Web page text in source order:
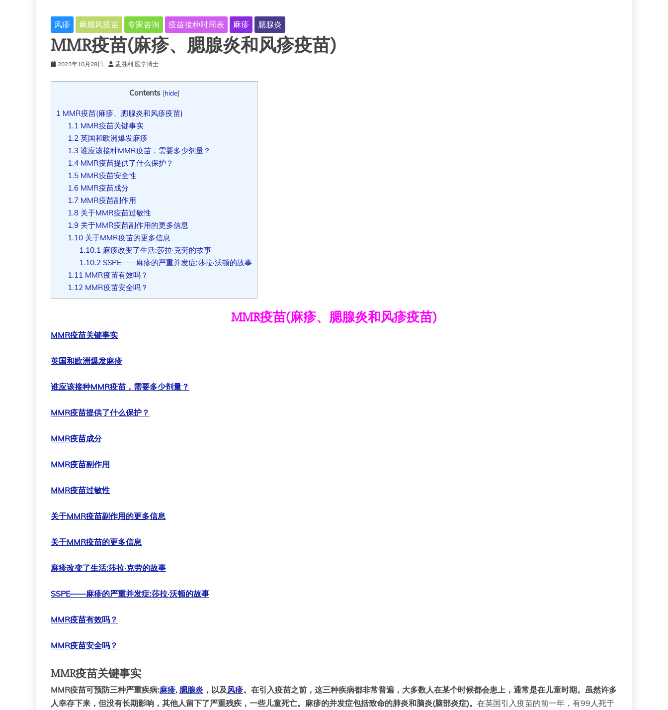
风疹 麻腮风疫苗 专家咨询 疫苗接种时间表 麻疹 腮腺炎
MMR疫苗(麻疹、腮腺炎和风疹疫苗)
2023年10月28日 孟胜利 医学博士
Contents [hide]
1 MMR疫苗(麻疹、腮腺炎和风疹疫苗)
1.1 MMR疫苗关键事实
1.2 英国和欧洲爆发麻疹
1.3 谁应该接种MMR疫苗，需要多少剂量？
1.4MMR疫苗提供了什么保护？
1.5MMR疫苗安全性
1.6MMR疫苗成分
1.7MMR疫苗副作用
1.8关于MMR疫苗过敏性
1.9关于MMR疫苗副作用的更多信息
1.10关于MMR疫苗的更多信息
1.10.1 麻疹改变了生活:莎拉·克劳的故事
1.10.2 SSPE——麻疹的严重并发症:莎拉·沃顿的故事
1.11 MMR疫苗有效吗？
1.12 MMR疫苗安全吗？
MMR疫苗(麻疹、腮腺炎和风疹疫苗)
MMR疫苗关键事实
英国和欧洲爆发麻疹
谁应该接种MMR疫苗，需要多少剂量？
MMR疫苗提供了什么保护？
MMR疫苗成分
MMR疫苗副作用
MMR疫苗过敏性
关于MMR疫苗副作用的更多信息
关于MMR疫苗的更多信息
麻疹改变了生活:莎拉·克劳的故事
SSPE——麻疹的严重并发症:莎拉·沃顿的故事
MMR疫苗有效吗？
MMR疫苗安全吗？
MMR疫苗关键事实
MMR疫苗可预防三种严重疾病:麻疹, 腮腺炎 ，以及 风疹。在引入疫苗之前，这三种疾病都非常普遍，大多数人在某个时候都会患上，通常是在儿童时期。虽然许多
人幸存下来，但没有长期影响，其他人留下了严重残疾，一些儿童死亡。麻疹的并发症包括致命的肺炎和脑炎(脑部炎症)。 在英国引入疫苗的前一年，有99人死于